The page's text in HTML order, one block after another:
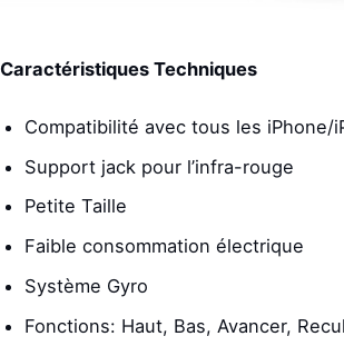
Caractéristiques Techniques
Compatibilité avec tous les iPhone/
Support jack pour l’infra-rouge
Petite Taille
Faible consommation électrique
Système Gyro
Fonctions: Haut, Bas, Avancer,